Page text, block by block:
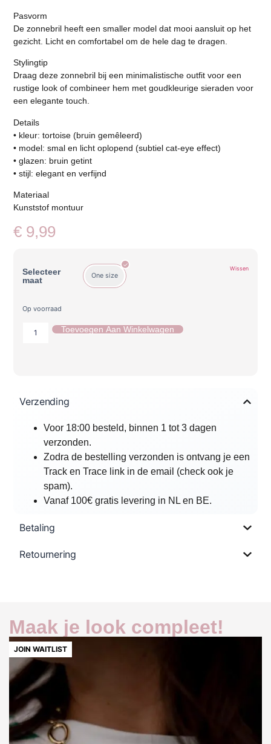
Pasvorm
De zonnebril heeft een smaller model dat mooi aansluit op het
gezicht. Licht en comfortabel om de hele dag te dragen.
Stylingtip
Draag deze zonnebril bij een minimalistische outfit voor een
rustige look of combineer hem met goudkleurige sieraden voor
een elegante touch.
Details
• kleur: tortoise (bruin gemêleerd)
• model: smal en licht oplopend (subtiel cat-eye effect)
• glazen: bruin getint
• stijl: elegant en verfijnd
Materiaal
Kunststof montuur
€ 9,99
Selecteer
maat
One size
Wissen
Op voorraad
Toevoegen Aan Winkelwagen
Verzending
Voor 18:00 besteld, binnen 1 tot 3 dagen
verzonden.
Zodra de bestelling verzonden is ontvang je een
Track en Trace link in de email (check ook je
spam).
Vanaf 100€ gratis levering in NL en BE.
Betaling
Retournering
Maak je look compleet!